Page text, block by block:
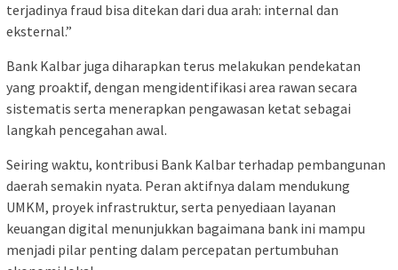
terjadinya fraud bisa ditekan dari dua arah: internal dan
eksternal.”
Bank Kalbar juga diharapkan terus melakukan pendekatan
yang proaktif, dengan mengidentifikasi area rawan secara
sistematis serta menerapkan pengawasan ketat sebagai
langkah pencegahan awal.
Seiring waktu, kontribusi Bank Kalbar terhadap pembangunan
daerah semakin nyata. Peran aktifnya dalam mendukung
UMKM, proyek infrastruktur, serta penyediaan layanan
keuangan digital menunjukkan bagaimana bank ini mampu
menjadi pilar penting dalam percepatan pertumbuhan